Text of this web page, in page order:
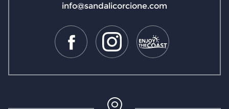
info@sandalicorcione.com